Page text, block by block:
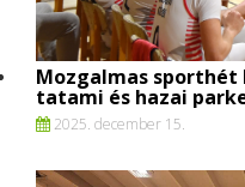
Mozgalmas sporthét
tatami és hazai
2025. december 15.